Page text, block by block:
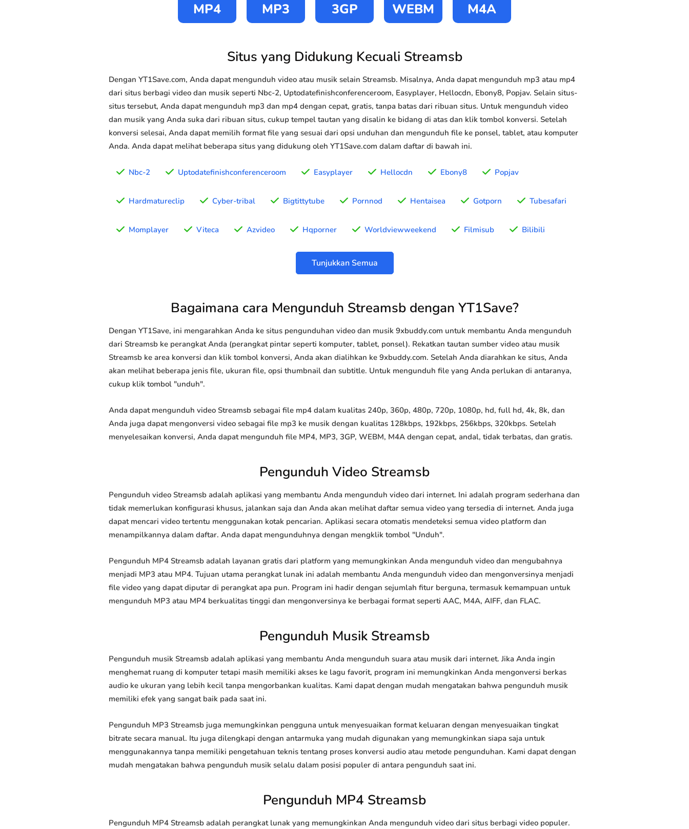
MP4 MP3 3GP WEBM M4A
Situs yang Didukung Kecuali Streamsb
Dengan YT1Save.com, Anda dapat mengunduh video atau musik selain Streamsb. Misalnya, Anda dapat mengunduh mp3 atau mp4
dari situs berbagi video dan musik seperti Nbc-2, Uptodatefinishconferenceroom, Easyplayer, Hellocdn, Ebony8, Popjav. Selain situs-
situs tersebut, Anda dapat mengunduh mp3 dan mp4 dengan cepat, gratis, tanpa batas dari ribuan situs. Untuk mengunduh video
dan musik yang Anda suka dari ribuan situs, cukup tempel tautan yang disalin ke bidang di atas dan klik tombol konversi. Setelah
konversi selesai, Anda dapat memilih format file yang sesuai dari opsi unduhan dan mengunduh file ke ponsel, tablet, atau komputer
Anda. Anda dapat melihat beberapa situs yang didukung oleh YT1Save.com dalam daftar di bawah ini.
Nbc-2 Uptodatefinishconferenceroom Easyplayer Hellocdn Ebony8 Popjav
Hardmatureclip Cyber-tribal Bigtittytube Pornnod Hentaisea Gotporn Tubesafari
Momplayer Viteca Azvideo Hqporner Worldviewweekend Filmisub Bilibili
Tunjukkan Semua
Bagaimana cara Mengunduh Streamsb dengan YT1Save?
Dengan YT1Save, ini mengarahkan Anda ke situs pengunduhan video dan musik 9xbuddy.com untuk membantu Anda mengunduh
dari Streamsb ke perangkat Anda (perangkat pintar seperti komputer, tablet, ponsel). Rekatkan tautan sumber video atau musik
Streamsb ke area konversi dan klik tombol konversi, Anda akan dialihkan ke 9xbuddy.com. Setelah Anda diarahkan ke situs, Anda
akan melihat beberapa jenis file, ukuran file, opsi thumbnail dan subtitle. Untuk mengunduh file yang Anda perlukan di antaranya,
cukup klik tombol "unduh".
Anda dapat mengunduh video Streamsb sebagai file mp4 dalam kualitas 240p, 360p, 480p, 720p, 1080p, hd, full hd, 4k, 8k, dan
Anda juga dapat mengonversi video sebagai file mp3 ke musik dengan kualitas 128kbps, 192kbps, 256kbps, 320kbps. Setelah
menyelesaikan konversi, Anda dapat mengunduh file MP4, MP3, 3GP, WEBM, M4A dengan cepat, andal, tidak terbatas, dan gratis.
Pengunduh Video Streamsb
Pengunduh video Streamsb adalah aplikasi yang membantu Anda mengunduh video dari internet. Ini adalah program sederhana dan
tidak memerlukan konfigurasi khusus, jalankan saja dan Anda akan melihat daftar semua video yang tersedia di internet. Anda juga
dapat mencari video tertentu menggunakan kotak pencarian. Aplikasi secara otomatis mendeteksi semua video platform dan
menampilkannya dalam daftar. Anda dapat mengunduhnya dengan mengklik tombol "Unduh".
Pengunduh MP4 Streamsb adalah layanan gratis dari platform yang memungkinkan Anda mengunduh video dan mengubahnya
menjadi MP3 atau MP4. Tujuan utama perangkat lunak ini adalah membantu Anda mengunduh video dan mengonversinya menjadi
file video yang dapat diputar di perangkat apa pun. Program ini hadir dengan sejumlah fitur berguna, termasuk kemampuan untuk
mengunduh MP3 atau MP4 berkualitas tinggi dan mengonversinya ke berbagai format seperti AAC, M4A, AIFF, dan FLAC.
Pengunduh Musik Streamsb
Pengunduh musik Streamsb adalah aplikasi yang membantu Anda mengunduh suara atau musik dari internet. Jika Anda ingin
menghemat ruang di komputer tetapi masih memiliki akses ke lagu favorit, program ini memungkinkan Anda mengonversi berkas
audio ke ukuran yang lebih kecil tanpa mengorbankan kualitas. Kami dapat dengan mudah mengatakan bahwa pengunduh musik
memiliki efek yang sangat baik pada saat ini.
Pengunduh MP3 Streamsb juga memungkinkan pengguna untuk menyesuaikan format keluaran dengan menyesuaikan tingkat
bitrate secara manual. Itu juga dilengkapi dengan antarmuka yang mudah digunakan yang memungkinkan siapa saja untuk
menggunakannya tanpa memiliki pengetahuan teknis tentang proses konversi audio atau metode pengunduhan. Kami dapat dengan
mudah mengatakan bahwa pengunduh musik selalu dalam posisi populer di antara pengunduh saat ini.
Pengunduh MP4 Streamsb
Pengunduh MP4 Streamsb adalah perangkat lunak yang memungkinkan Anda mengunduh video dari situs berbagi video populer.